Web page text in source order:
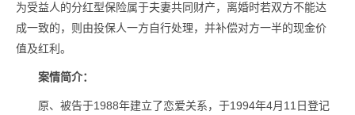
为受益人的分红型保险属于夫妻共同财产，离婚时若双方不能达
成一致的，则由投保人一方自行处理，并补偿对方一半的现金价
值及红利。
案情简介：
原、被告于1988年建立了恋爱关系，于1994年4月11日登记